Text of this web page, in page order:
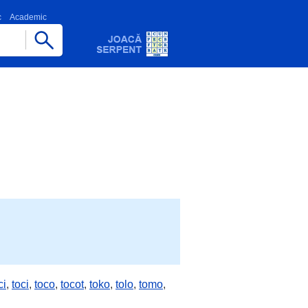
Academic
, toci, toco, tocot, toko, tolo, tomo,